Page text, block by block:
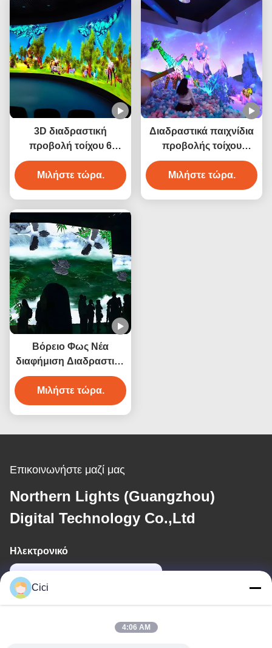
3D διαδραστική
προβολή τοίχου 6
καναλιών Immersive
Projector
Μιλήστε τώρα.
Διαδραστικά παιχνίδια
προβολής τοίχου
Σπάσιμο μπάλες
Διαδραστικό σύστημα
προβολής
Μιλήστε τώρα.
Βόρειο Φως Νέα
διαφήμιση Διαδραστική
τοίχος 3D προβολή
ολόγραμμα
Μιλήστε τώρα.
Επικοινωνήστε μαζί μας
Northern Lights (Guangzhou)
Digital Technology Co.,Ltd
Ηλεκτρονικό
Cici
4:06 AM